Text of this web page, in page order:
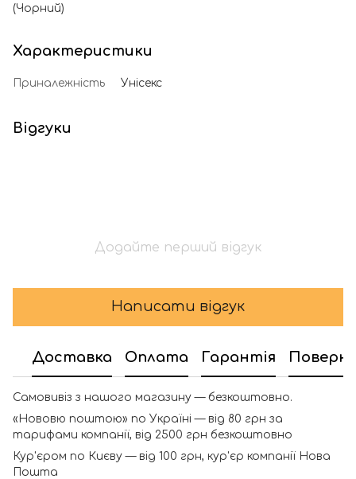
(Чорний)
Характеристики
Приналежність Унісекс
Відгуки
Додайте перший відгук
Написати відгук
Доставка Оплата Гарантія
Самовивіз з нашого магазину — безкоштовно.
«Нововю поштою» по Україні — від 80 грн за
тарифами компанії, від 2500 грн безкоштовно
Кур'єром по Києву — від 100 грн, кур'єр компанії Нова
Пошта